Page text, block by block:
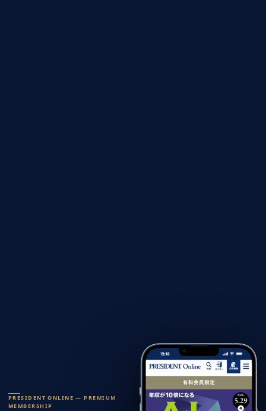
PRESIDENT ONLINE — PREMIUM
MEMBERSHIP